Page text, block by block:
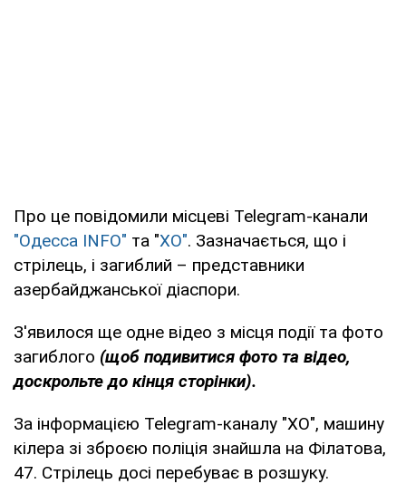
Про це повідомили місцеві Telegram-канали
"Одесса INFO" та "ХО". Зазначається, що і
стрілець, і загиблий – представники
азербайджанської діаспори.
З'явилося ще одне відео з місця події та фото
загиблого (щоб подивитися фото та відео,
доскрольте до кінця сторінки).
За інформацією Telegram-каналу "ХО", машину
кілера зі зброєю поліція знайшла на Філатова,
47. Стрілець досі перебуває в розшуку.